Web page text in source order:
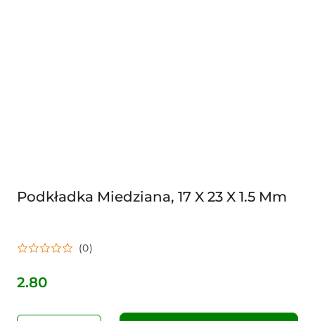
Podkładka Miedziana, 17 X 23 X 1.5 Mm
(0)
Cena:
2.80